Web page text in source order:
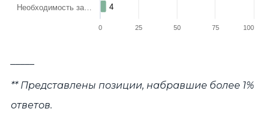
4
4
Необходимость за…
0 25 50 75 100
** Представлены позиции, набравшие более 1%
ответов.